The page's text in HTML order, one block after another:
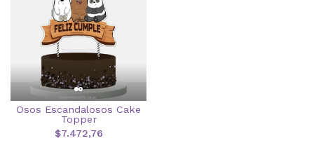
Osos Escandalosos Cake
Topper
$7.472,76